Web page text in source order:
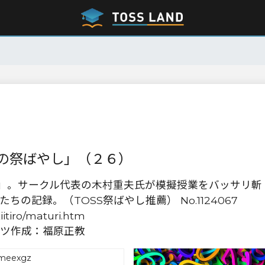
ばやし」（２６）
。サークル代表の木村重夫氏が模擬授業をバッサリ斬
ちの記録。（TOSS祭ばやし推薦） No.1124067
maturi.htm
作成：福原正教